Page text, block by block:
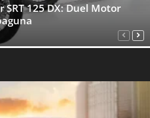
SRT 125 DX: Duel Motor